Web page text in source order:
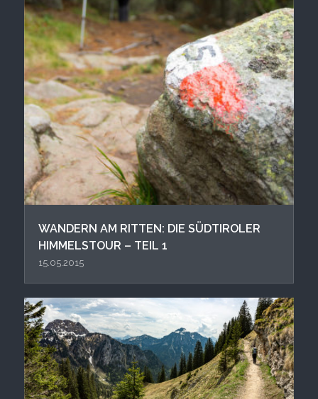
WANDERN AM RITTEN: DIE SÜDTIROLER
HIMMELSTOUR – TEIL 1
15.05.2015